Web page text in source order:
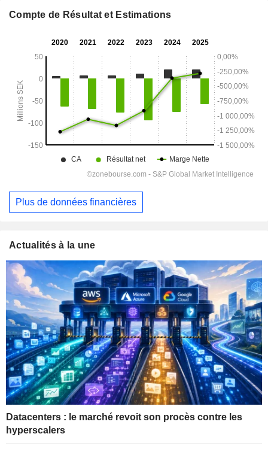
Compte de Résultat et Estimations
Plus de données financières
Actualités à la une
Datacenters : le marché revoit son procès contre les
hyperscalers